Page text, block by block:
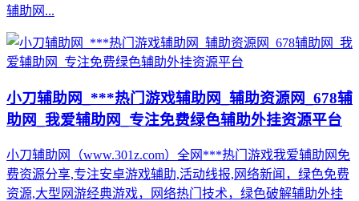
辅助网...
小刀辅助网_***热门游戏辅助网_辅助资源网_678辅
助网_我爱辅助网_专注免费绿色辅助外挂资源平台
小刀辅助网（www.301z.com）全网***热门游戏我爱辅助网免
费资源分享,专注安卓游戏辅助,活动线报,网络新闻，绿色免费
资源,大型网游经典游戏，网络热门技术，绿色破解辅助外挂